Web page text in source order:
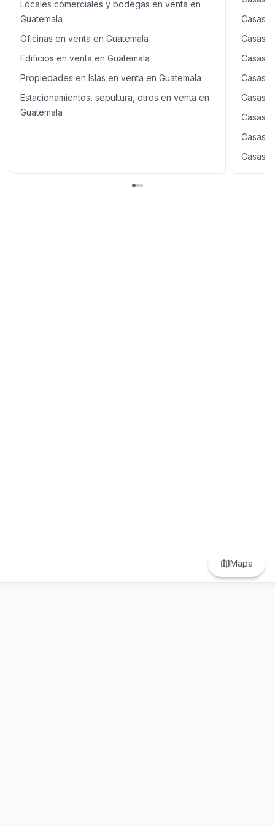
Mapa
Locales comerciales y bodegas en venta en
Guatemala
Oficinas en venta en Guatemala
Edificios en venta en Guatemala
Propiedades en Islas en venta en Guatemala
Estacionamientos, sepultura, otros en venta en
Guatemala
Casas
Casas
Casas
Casas
Casas
Casas
Casas
Casas